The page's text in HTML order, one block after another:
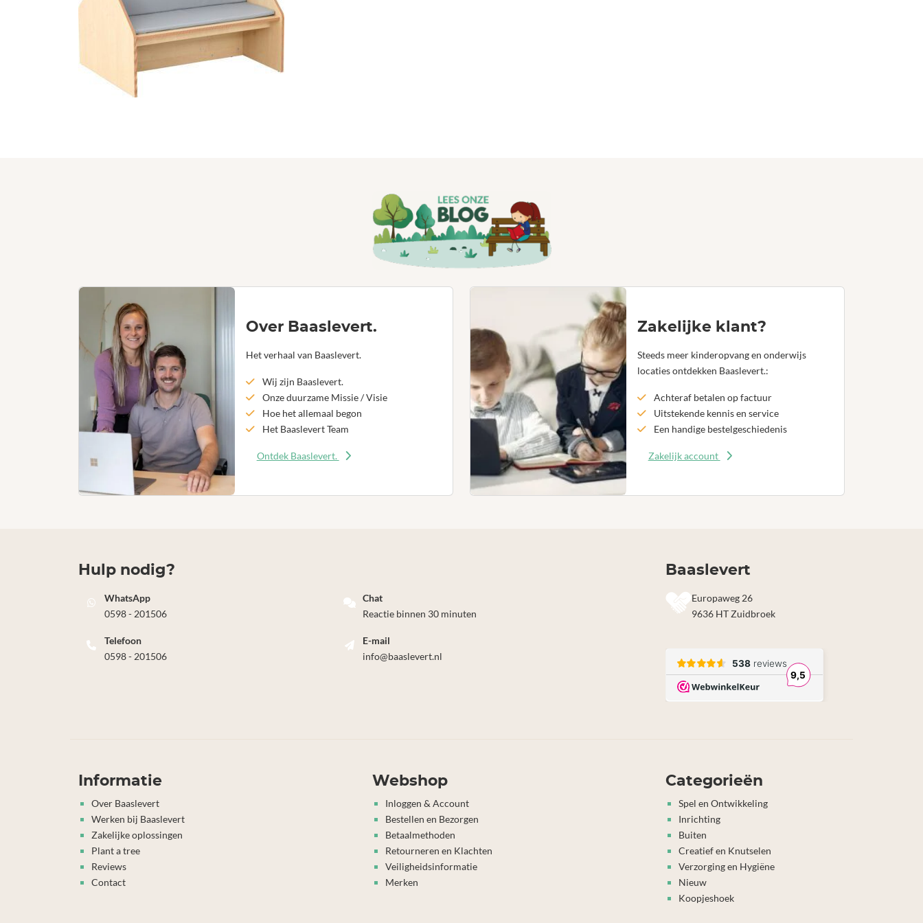
Over Baaslevert.
Het verhaal van Baaslevert.
Wij zijn Baaslevert.
Onze duurzame Missie / Visie
Hoe het allemaal begon
Het Baaslevert Team
Ontdek Baaslevert.
Zakelijke klant?
Steeds meer kinderopvang en onderwijs
locaties ontdekken Baaslevert.:
Achteraf betalen op factuur
Uitstekende kennis en service
Een handige bestelgeschiedenis
Zakelijk account
Hulp nodig?
WhatsApp
0598 - 201506
Chat
Reactie binnen 30 minuten
Telefoon
0598 - 201506
E-mail
info@baaslevert.nl
Baaslevert
Europaweg 26
9636 HT Zuidbroek
Informatie
Over Baaslevert
Werken bij Baaslevert
Zakelijke oplossingen
Plant a tree
Reviews
Contact
Webshop
Inloggen & Account
Bestellen en Bezorgen
Betaalmethoden
Retourneren en Klachten
Veiligheidsinformatie
Merken
Categorieën
Spel en Ontwikkeling
Inrichting
Buiten
Creatief en Knutselen
Verzorging en Hygiëne
Nieuw
Koopjeshoek